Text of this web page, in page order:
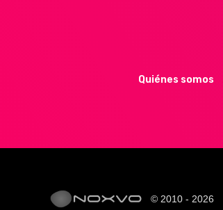
Quiénes somos
© 2010 - 2026